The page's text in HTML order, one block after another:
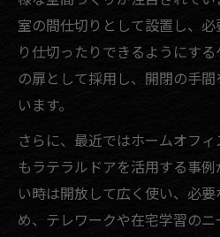
補助金活用でリフォーム
リフォーム補助金制
解説
リフォームで使える
意事項
リフォーム費用を抑
事例
室の間仕切りとして設置し、
り仕切ったりできるようにす
の扉として採用し、開閉の手
います。
さらに、最近ではホームオフ
もラテラルドアを活用する事
い時は開放して広く使い、必
め、テレワークや在宅学習の